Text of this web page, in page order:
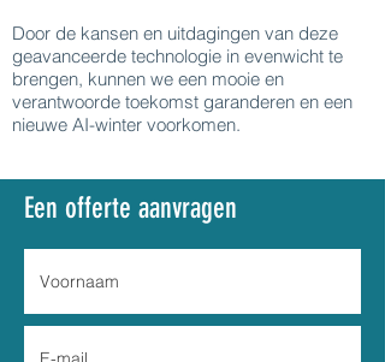
Door de kansen en uitdagingen van deze
geavanceerde technologie in evenwicht te
brengen, kunnen we een mooie en
verantwoorde toekomst garanderen en een
nieuwe AI-winter voorkomen.
Een offerte aanvragen